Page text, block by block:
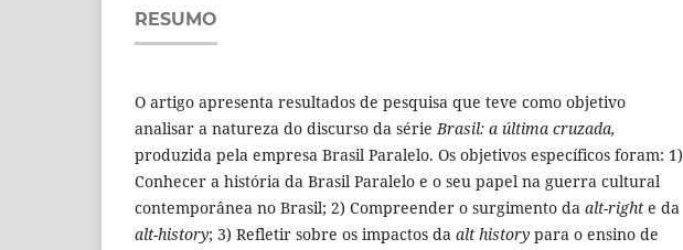
RESUMO
O artigo apresenta resultados de pesquisa que teve como objetivo
analisar a natureza do discurso da sérieBrasil: a última cruzada,
produzida pela empresa Brasil Paralelo. Os objetivos específicos foram: 1)
Conhecer a história da Brasil Paralelo e o seu papel na guerra cultural
contemporânea no Brasil; 2) Compreender o surgimento da alt-right e da
alt-history; 3) Refletir sobre os impactos da alt history para o ensino de